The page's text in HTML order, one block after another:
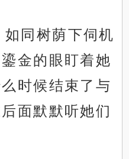
同树荫下伺机
金的眼盯着她
时候结束了与
面默默听她们